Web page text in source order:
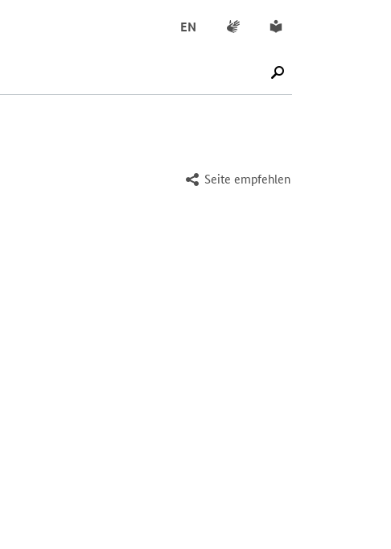
SUCHE STARTEN
EN Gebärdensprache
Leichte Sprache
Seite empfehlen